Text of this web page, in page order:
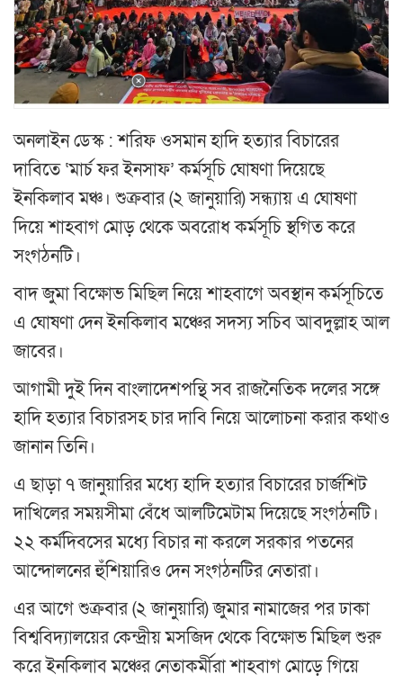
অনলাইন ডেস্ক : শরিফ ওসমান হাদি হত্যার বিচারের
দাবিতে ‘মার্চ ফর ইনসাফ’ কর্মসূচি ঘোষণা দিয়েছে
ইনকিলাব মঞ্চ। শুক্রবার (২ জানুয়ারি) সন্ধ্যায় এ ঘোষণা
দিয়ে শাহবাগ মোড় থেকে অবরোধ কর্মসূচি স্থগিত করে
সংগঠনটি।
বাদ জুমা বিক্ষোভ মিছিল নিয়ে শাহবাগে অবস্থান কর্মসূচিতে
এ ঘোষণা দেন ইনকিলাব মঞ্চের সদস্য সচিব আবদুল্লাহ আল
জাবের।
আগামী দুই দিন বাংলাদেশপন্থি সব রাজনৈতিক দলের সঙ্গে
হাদি হত্যার বিচারসহ চার দাবি নিয়ে আলোচনা করার কথাও
জানান তিনি।
এ ছাড়া ৭ জানুয়ারির মধ্যে হাদি হত্যার বিচারের চার্জশিট
দাখিলের সময়সীমা বেঁধে আলটিমেটাম দিয়েছে সংগঠনটি।
২২ কর্মদিবসের মধ্যে বিচার না করলে সরকার পতনের
আন্দোলনের হুঁশিয়ারিও দেন সংগঠনটির নেতারা।
এর আগে শুক্রবার (২ জানুয়ারি) জুমার নামাজের পর ঢাকা
বিশ্ববিদ্যালয়ের কেন্দ্রীয় মসজিদ থেকে বিক্ষোভ মিছিল শুরু
করে ইনকিলাব মঞ্চের নেতাকর্মীরা শাহবাগ মোড়ে গিয়ে